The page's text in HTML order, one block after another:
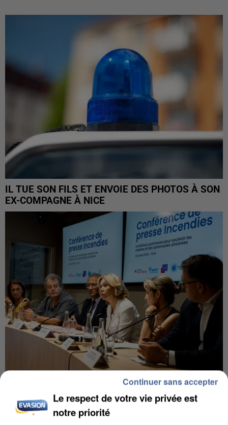
IL TUE SON FILS ET ENVOIE DES PHOTOS À SON
EX-COMPAGNE À NICE
INCENDIES : L’ÎLE-DE-FRANCE LANCE UN ÉLAN
DE SOLIDARITÉ AVEC LES...
Le respect de votre vie privée est
notre priorité
Continuer sans accepter